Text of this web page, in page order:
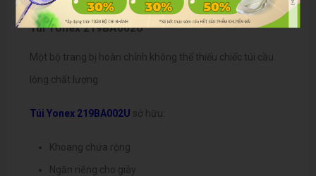
Túi Yonex 219BA002U
Một bộ trang bị hoàn chỉnh không thể thiếu chiếc túi cầu
lông chất lượng.
Túi Yonex 219BA002U sở hữu:
Khoang chứa rộng
Ngăn riêng cho giày